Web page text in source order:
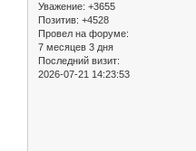
Уважение: +3655
Позитив: +4528
Провел на форуме:
7 месяцев 3 дня
Последний визит:
2026-07-21 14:23:53